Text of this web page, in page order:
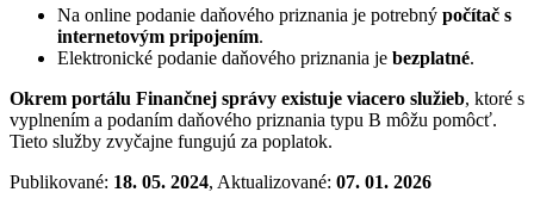
Na online podanie daňového priznania je potrebný počítač s
internetovým pripojením.
Elektronické podanie daňového priznania je bezplatné.
Okrem portálu Finančnej správy existuje viacero služieb, ktoré s
vyplnením a podaním daňového priznania typu B môžu pomôcť.
Tieto služby zvyčajne fungujú za poplatok.
Publikované: 18. 05. 2024, Aktualizované: 07. 01. 2026